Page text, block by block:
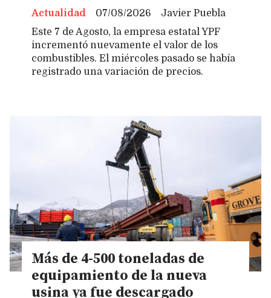
Javier Puebla
Actualidad
07/08/2026
Este 7 de Agosto, la empresa estatal YPF
incrementó nuevamente el valor de los
combustibles. El miércoles pasado se había
registrado una variación de precios.
Más de 4-500 toneladas de
equipamiento de la nueva
usina ya fue descargado